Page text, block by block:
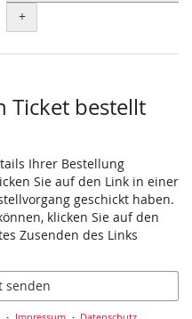
+
Ticket bestellt
Ihrer Bestellung
Sie auf den Link in einer
geschickt haben.
klicken Sie auf den
Zusenden des Links
senden